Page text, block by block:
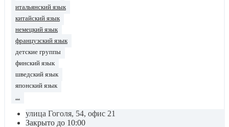
итальянский язык
китайский язык
немецкий язык
французский язык
детские группы
финский язык
шведский язык
японский язык
улица Гоголя, 54, офис 21
Закрыто до 10:00